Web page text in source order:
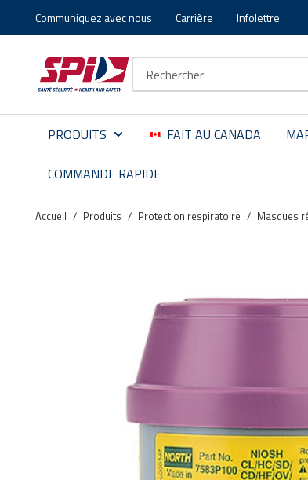
Aller au contenu principal
Skip to menu
Skip to footer
Communiquez avec nous Carrière Infolettre
PRODUITS FAIT AU CANADA
COMMANDE RAPIDE
Accueil / Produits / Protection respiratoire / Masques